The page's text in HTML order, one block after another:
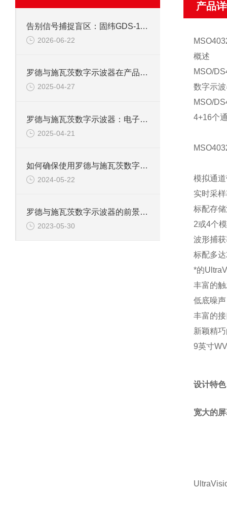
告别信号捕捉盲区：固纬GDS-1102示波器峰值侦测与触发系统全攻略
2026-06-22
罗德与施瓦茨数字示波器在产品开发中的关键作用
2025-04-27
罗德与施瓦茨数字示波器：电子工程师的精准测量设备
2025-04-21
如何确保使用罗德与施瓦茨数字示波器的安全性？
2024-05-22
罗德与施瓦茨数字示波器的前景和发展怎样？
2023-05-30
产品
概述
MSO/
数字示
MSO/
4+16个
模拟通
实时采
标配存
2或4个
波形捕
标配多
*的
丰富的
低底噪
丰富的
新颖精
9英寸
设计特色
宽大的